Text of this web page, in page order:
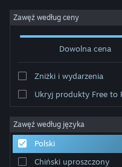
Zaloguj się
Społeczność
Informacje
Wsparcie
Zawęź według ceny
Dowolna cena
Zniżki i wydarzenia
Ukryj produkty Free to
Zawęź według języka
Polski
Chiński uproszczony
Producent: PRODUKTIVKELLER
Sortuj według: